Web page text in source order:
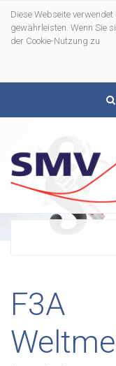
Diese Webseite
gewährleisten. Wenn Sie
der Cookie-Nutzung zu
F3A